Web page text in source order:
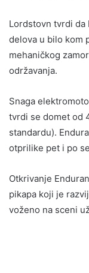
Lordstovn tvrdi da
delova u bilo kom
mehaničkog
održavanja.
Snaga
tvrdi se domet od
standardu).
otprilike pet i po
Otkrivanje
pikapa koji je
voženo na sceni